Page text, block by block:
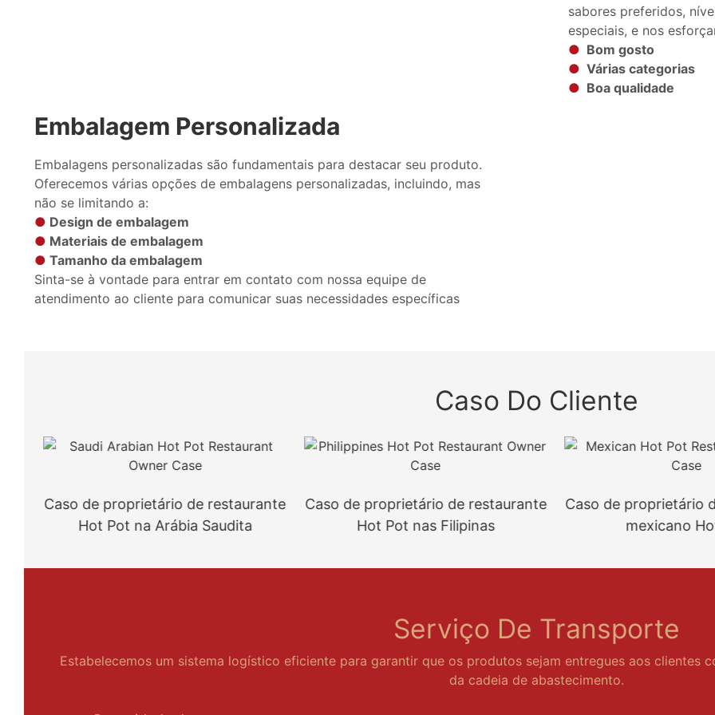
sabores preferidos,
especiais, e nos
● Bom gosto
● Várias categorias
● Boa qualidade
Embalagem Personalizada
Embalagens personalizadas são fundamentais para destacar seu produto.
Oferecemos várias opções de embalagens personalizadas, incluindo, mas
não se limitando a:
● Design de embalagem
● Materiais de embalagem
●Tamanho da embalagem
Sinta-se à vontade para entrar em contato com nossa equipe de
atendimento ao cliente para comunicar suas necessidades específicas
Caso Do Cliente
Caso de proprietário de restaurante
Hot Pot na Arábia Saudita
Caso de proprietário de restaurante
Hot Pot nas Filipinas
Caso de proprietário de
mexicano Hot
Serviço De Transporte
Estabelecemos um sistema logístico eficiente para garantir que os produtos sejam entregues aos clientes
da cadeia de abastecimento.